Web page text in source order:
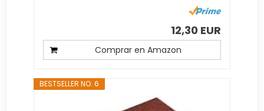
12,30 EUR
Comprar en Amazon
BESTSELLER NO. 6